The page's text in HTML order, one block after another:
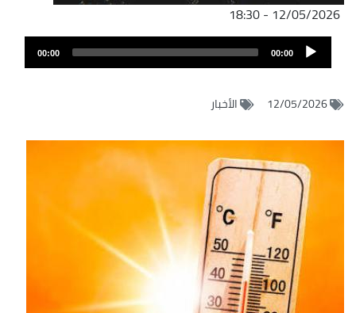
12/05/2026 - 18:30
ملف
الصوت
Audio
Player
00:00
00:00
12/05/2026 الأخبار